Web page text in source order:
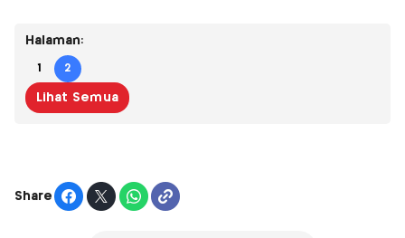
Halaman:
1 2
Lihat Semua
Share